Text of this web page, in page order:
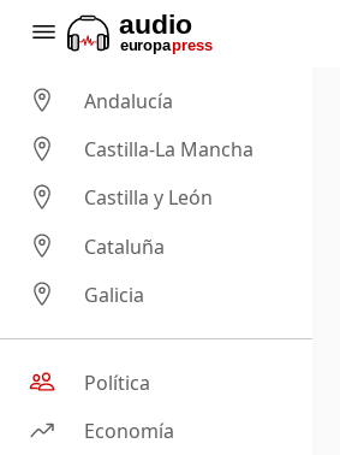
Andalucía
Castilla-La Mancha
Castilla y León
Cataluña
Galicia
Política
Economía